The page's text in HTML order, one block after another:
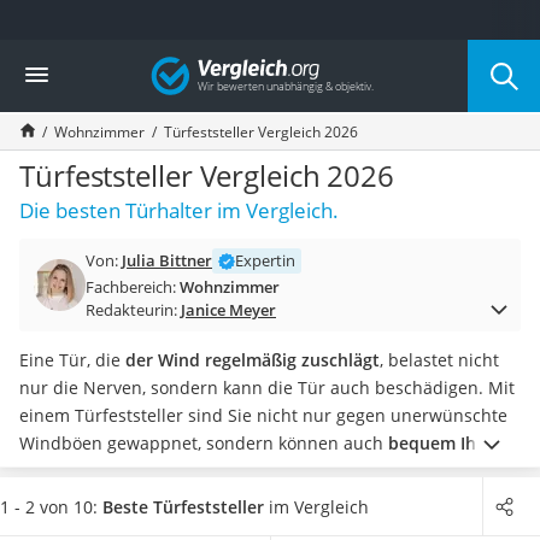
Die beliebtesten Vergleiche nach Kategorie
Wohnen
Matratzen-Topper
Matratzen
Konferenzlautsprecher
Tageslichtlampe
Badlüfter
Bürohocker
Außenleuchte mit Kamera
Akku-Tischlampe
Konferenzmikrofon
Klappmatratze
Duschkopf mit Kalkfilter
Aktenvernichter Sicherheitsstufe 4
Bettgitter
Vergleich
Wohnzimmer Türfeststeller Vergleich 2026
Türfeststeller Vergleich 2026
Die besten Türhalter im Vergleich.
Von: Julia Bittner
Expertin
Fachbereich:Wohnzimmer
Redakteurin: Janice Meyer
Eine Tür, die der Wind regelmäßig zuschlägt, belastet nicht
nur die Nerven, sondern kann die Tür auch beschädigen. Mit
einem Türfeststeller sind Sie nicht nur gegen unerwünschte
Windböen gewappnet, sondern können auch bequem Ihre
Einkäufe oder einenKinderwagendurch die offene Tür
sicher transportieren.Tests im Internet bestätigen, dass
1 - 2 von 10: Beste Türfeststeller im Vergleich